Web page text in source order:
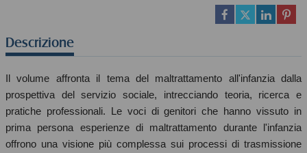
Descrizione
Il volume affronta il tema del maltrattamento all'infanzia dalla
prospettiva del servizio sociale, intrecciando teoria, ricerca e
pratiche professionali. Le voci di genitori che hanno vissuto in
prima persona esperienze di maltrattamento durante l'infanzia
offrono una visione più complessa sui processi di trasmissione